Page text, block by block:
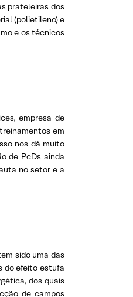
prateleiras dos
(polietileno) e
e os técnicos
empresa de
em
nos dá muito
de PcDs ainda
no setor e a
sido uma das
do efeito estufa
dos quais
de campos